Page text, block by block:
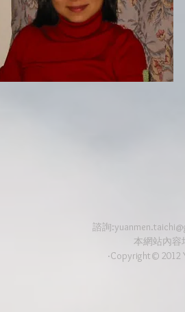
諮詢:
本網站內容
‧Copyright© 2012